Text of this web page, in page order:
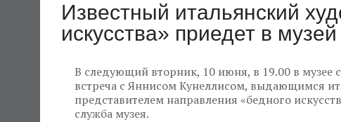
Известный итальянский
искусства» приедет в
В следующий вторник, 10 июня, в 19.00 в музее
встреча с Яннисом Кунеллисом, выдающимся
представителем направления «бедного
служба музея.